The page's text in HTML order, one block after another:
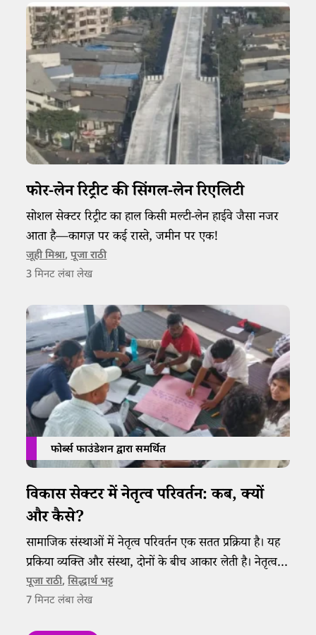
फोर-लेन रिट्रीट की सिंगल-लेन रिएलिटी
सोशल सेक्टर रिट्रीट का हाल किसी मल्टी-लेन हाईवे जैसा नजर
आता है—कागज़ पर कई रास्ते, जमीन पर एक!
जूही मिश्रा,पूजा राठी
3 मिनट लंबा लेख
फोर्ब्स फाउंडेशन द्वारा समर्थित
विकास सेक्टर में नेतृत्व परिवर्तन: कब, क्यों
और कैसे?
सामाजिक संस्थाओं में नेतृत्व परिवर्तन एक सतत प्रक्रिया है। यह
प्रकिया व्यक्ति और संस्था, दोनों के बीच आकार लेती है। नेतृत्व
की पहचान के लिए संस्था को बहुत धैर्य और खुले विचारों के साथ
आगे बढ़ना आवश्यक है।
पूजा राठी,सिद्धार्थ भट्ट
7 मिनट लंबा लेख